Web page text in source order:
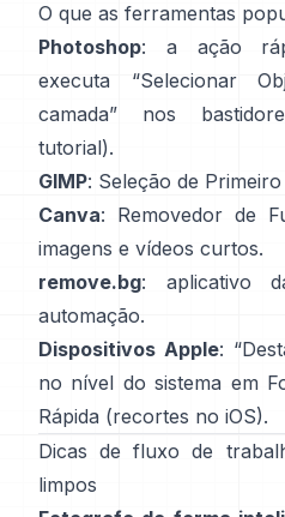
O que as ferramentas
Photoshop: a ação
executa “Selecionar
camada” nos
tutorial).
GIMP: Seleção de
Canva: Removedor de
imagens e vídeos curtos.
remove.bg: aplicativo
automação.
Dispositivos Apple: “
no nível do sistema em
Rápida (recortes no iOS).
Dicas de fluxo de
limpos